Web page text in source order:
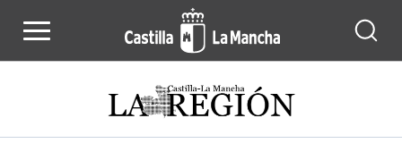
Actualidad de la región de Castilla-